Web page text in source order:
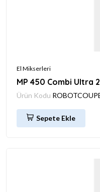
El Mikserleri
MP 450 Combi Ultra
Ürün Kodu
Sepete Ekle